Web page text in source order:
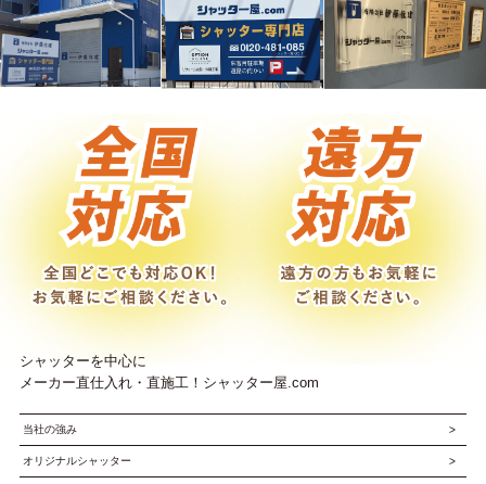
シャッターを中心に
メーカー直仕入れ・直施工！シャッター屋.com
当社の強み
オリジナルシャッター